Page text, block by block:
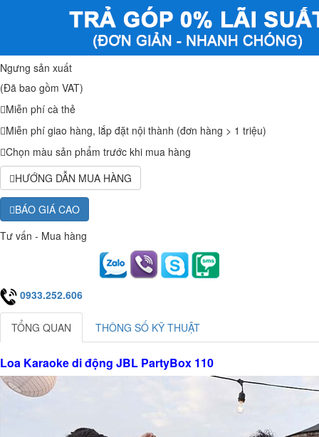
Ngưng sản xuất
(Đã bao gồm VAT)
Miễn phí cà thẻ
Miễn phí giao hàng, lắp đặt nội thành (đơn hàng > 1 triệu)
Chọn màu sản phẩm trước khi mua hàng
HƯỚNG DẪN MUA HÀNG
BÁO GIÁ CAO
Tư vấn - Mua hàng
0933.252.606
TỔNG QUAN THÔNG SỐ KỸ THUẬT
Loa Karaoke di động JBL PartyBox 110